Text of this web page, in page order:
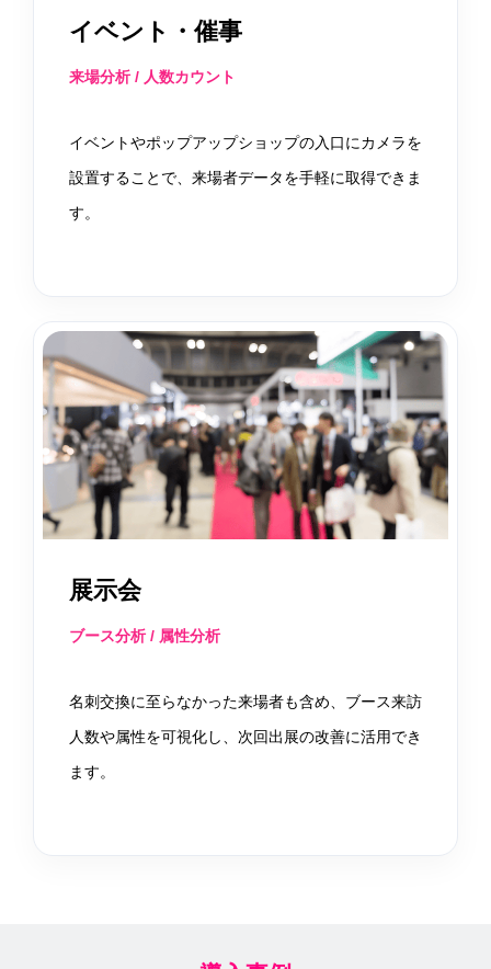
イベント・催事
来場分析 / 人数カウント
イベントやポップアップショップの入口にカメラを
設置することで、来場者データを手軽に取得できま
す。
展示会
ブース分析 / 属性分析
名刺交換に至らなかった来場者も含め、ブース来訪
人数や属性を可視化し、次回出展の改善に活用でき
ます。